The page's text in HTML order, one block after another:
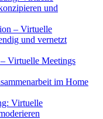
und
– Virtuelle
und vernetzt
Virtuelle Meetings
im Home
Virtuelle